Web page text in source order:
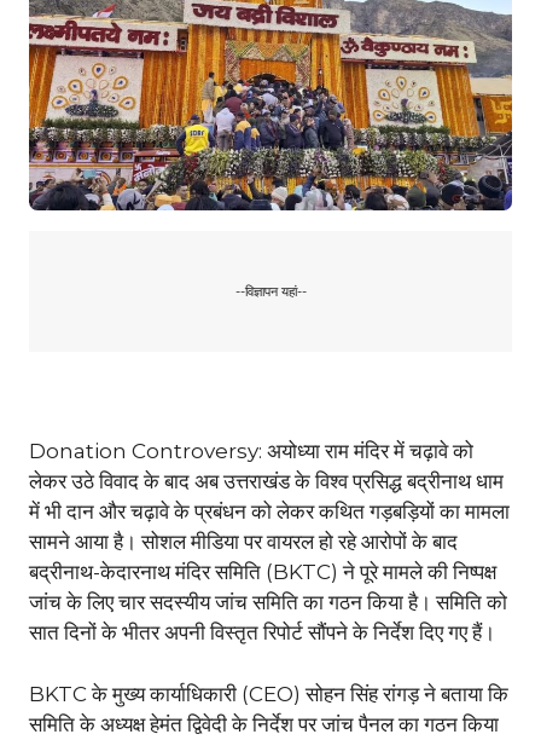
--विज्ञापन यहां--
Donation Controversy: अयोध्या राम मंदिर में चढ़ावे को
लेकर उठे विवाद के बाद अब उत्तराखंड के विश्व प्रसिद्ध बद्रीनाथ धाम
में भी दान और चढ़ावे के प्रबंधन को लेकर कथित गड़बड़ियों का मामला
सामने आया है। सोशल मीडिया पर वायरल हो रहे आरोपों के बाद
बद्रीनाथ-केदारनाथ मंदिर समिति (BKTC) ने पूरे मामले की निष्पक्ष
जांच के लिए चार सदस्यीय जांच समिति का गठन किया है। समिति को
सात दिनों के भीतर अपनी विस्तृत रिपोर्ट सौंपने के निर्देश दिए गए हैं।
BKTC के मुख्य कार्याधिकारी (CEO) सोहन सिंह रांगड़ ने बताया कि
समिति के अध्यक्ष हेमंत द्विवेदी के निर्देश पर जांच पैनल का गठन किया